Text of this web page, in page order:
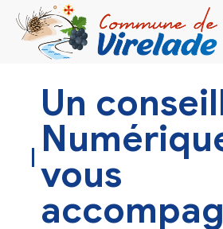
VIVRE ENSEMBLE
SE DIVERTIR
CONTACT
Un
vous